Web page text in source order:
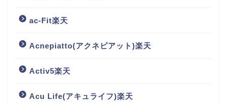
ac-Fit楽天
Acnepiatto(アクネピアット)楽天
Activ5楽天
Acu Life(アキュライフ)楽天